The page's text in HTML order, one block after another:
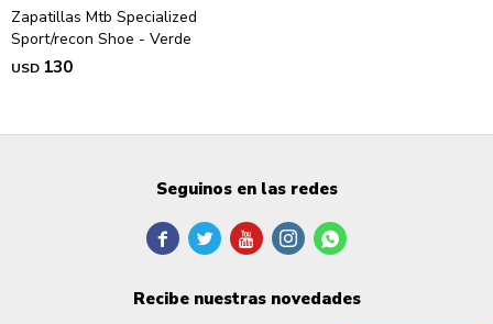
Zapatillas Mtb Specialized
Sport/recon Shoe - Verde
USD 130
Seguinos en las redes
    
Recibe nuestras novedades